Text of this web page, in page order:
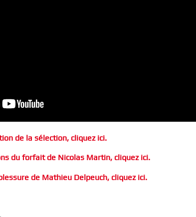
de la sélection, cliquez ici.
du forfait de Nicolas Martin, cliquez ici.
de Mathieu Delpeuch, cliquez ici.